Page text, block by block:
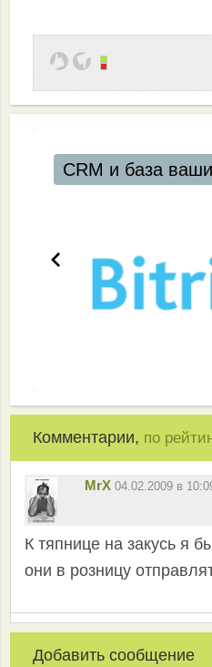
CRM и база
Комментарии, по
MrX 04.02.2009 в
К тяпнице на закусь я
они в розницу
Добавить сообщение